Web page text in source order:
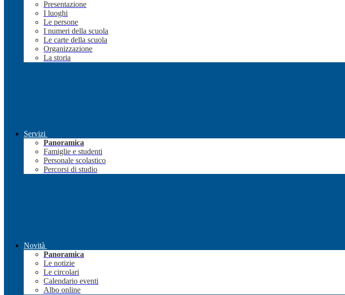
Presentazione
I luoghi
Le persone
I numeri della scuola
Le carte della scuola
Organizzazione
La storia
Servizi
Panoramica
Famiglie e studenti
Personale scolastico
Percorsi di studio
Novità
Panoramica
Le notizie
Le circolari
Calendario eventi
Albo online